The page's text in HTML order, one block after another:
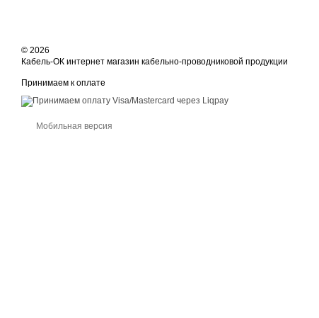
© 2026
Кабель-ОК интернет магазин кабельно-проводниковой продукции
Принимаем к оплате
Мобильная версия